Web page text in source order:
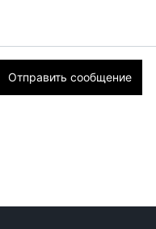
Отправить сообщение